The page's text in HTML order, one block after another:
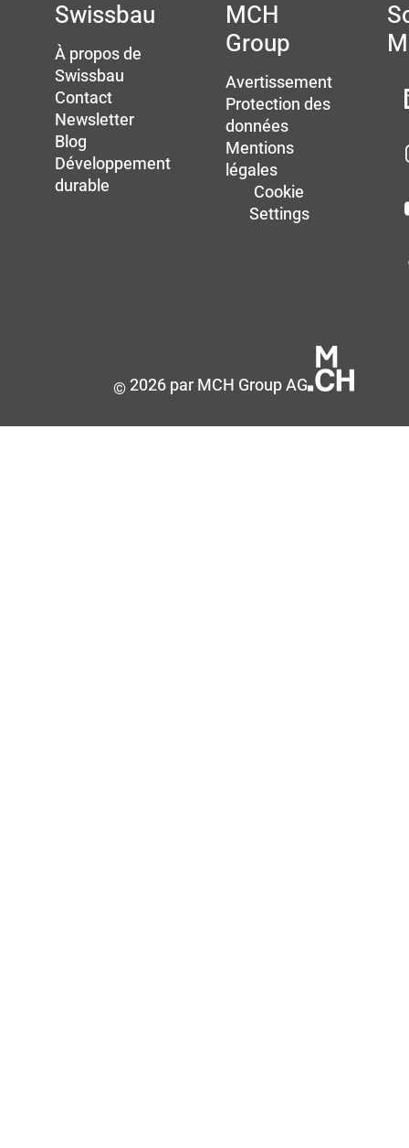
Swissbau
À propos de
Swissbau
Contact
Newsletter
Blog
Développement
durable
MCH
Group
Avertissement
Protection des
données
Mentions
légales
Cookie
Settings
©2026 par MCH Group AG